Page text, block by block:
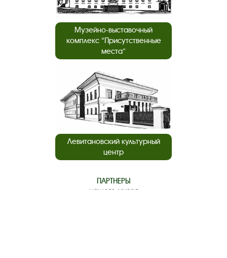
Музейно-выставочный
комплекс “Присутственные
места”
Левитановский культурный
центр
ПАРТНЕРЫ
нашего музея